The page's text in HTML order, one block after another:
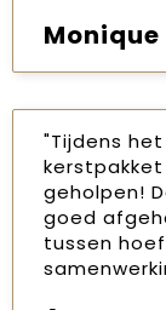
Monique
"Tijdens
geholpen!
goed
tussen hoef